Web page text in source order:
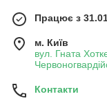
Працює з
м. Київ
вул. Гната
Контакти